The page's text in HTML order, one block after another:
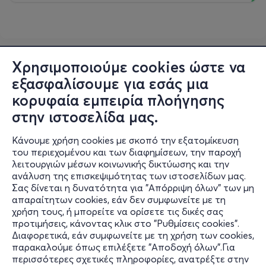
Χρησιμοποιούμε cookies ώστε να
εξασφαλίσουμε για εσάς μια
κορυφαία εμπειρία πλοήγησης
στην ιστοσελίδα μας.
Κάνουμε χρήση cookies με σκοπό την εξατομίκευση
του περιεχομένου και των διαφημίσεων, την παροχή
λειτουργιών μέσων κοινωνικής δικτύωσης και την
ανάλυση της επισκεψιμότητας των ιστοσελίδων μας.
Σας δίνεται η δυνατότητα για "Απόρριψη όλων" των μη
απαραίτητων cookies, εάν δεν συμφωνείτε με τη
χρήση τους, ή μπορείτε να ορίσετε τις δικές σας
προτιμήσεις, κάνοντας κλικ στο "Ρυθμίσεις cookies".
Διαφορετικά, εάν συμφωνείτε με τη χρήση των cookies,
παρακαλούμε όπως επιλέξετε "Αποδοχή όλων".Για
περισσότερες σχετικές πληροφορίες, ανατρέξτε στην
Πληροφορίες
Υποστήριξη
Stay Connected